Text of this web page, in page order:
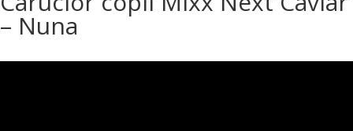
– Nuna